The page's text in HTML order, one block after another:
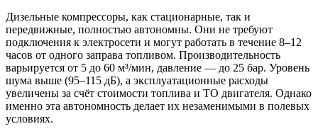
Дизельные компрессоры, как стационарные, так и
передвижные, полностью автономны. Они не требуют
подключения к электросети и могут работать в течение 8–12
часов от одного заправа топливом. Производительность
варьируется от 5 до 60 м³/мин, давление — до 25 бар. Уровень
шума выше (95–115 дБ), а эксплуатационные расходы
увеличены за счёт стоимости топлива и ТО двигателя. Однако
именно эта автономность делает их незаменимыми в полевых
условиях.